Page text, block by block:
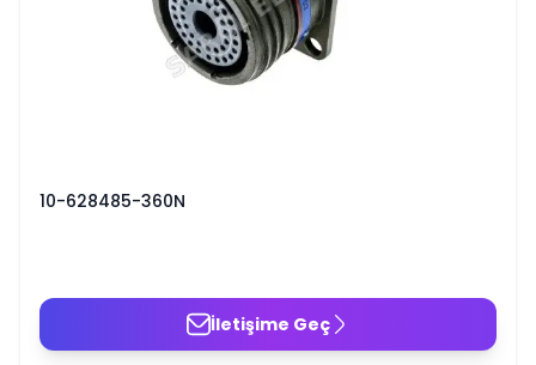
10-628485-360N
İletişime Geç